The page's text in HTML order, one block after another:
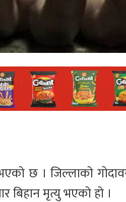
छ । जिल्लाको
बिहान मृत्यु भएको हो ।